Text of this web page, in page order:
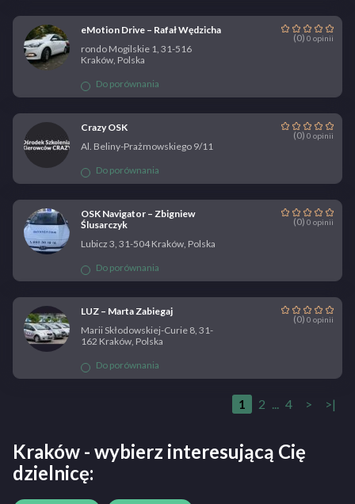
eMotion Drive – Rafał Wędzicha
(0) 0 opinii
rondo Mogilskie 1, 31-516
Kraków, Polska
Do porównania
Crazy OSK
(0) 0 opinii
Al. Beliny-Prażmowskiego 9/11
Do porównania
OSK Navigator – Zbigniew
Ślusarczyk
(0) 0 opinii
Lubicz 3, 31-504 Kraków, Polska
Do porównania
LUZ – Marta Zabiegaj
(0) 0 opinii
Marii Skłodowskiej-Curie 8, 31-
162 Kraków, Polska
Do porównania
1 2 4 > >|
Kraków - wybierz interesującą Cię
dzielnicę: